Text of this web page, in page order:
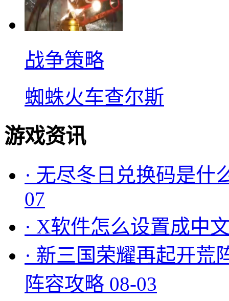
战争策略
蜘蛛火车查尔斯
游戏资讯
· 无尽冬日兑换码是什
07
· X软件怎么设置成中
· 新三国荣耀再起开荒
阵容攻略 08-03